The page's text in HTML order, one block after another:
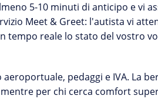
5-10 minuti di anticipo e vi
Meet & Greet: l'autista vi
reale lo stato del vostro
pedaggi e IVA. La
per chi cerca comfort